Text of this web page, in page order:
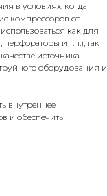
в условиях, когда
компрессоров от
как для
и т.п.), так
источника
оборудования и
внутреннее
и обеспечить